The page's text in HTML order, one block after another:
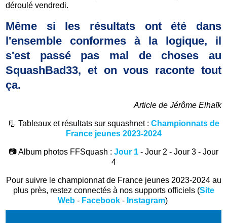
déroulé vendredi.
Même si les résultats ont été dans
l'ensemble conformes à la logique, il
s'est passé pas mal de choses au
SquashBad33, et on vous raconte tout
ça.
Article de Jérôme Elhaïk
📃 Tableaux et résultats sur squashnet : Championnats de
France jeunes 2023-2024
📷 Album photos FFSquash : Jour 1 - Jour 2 - Jour 3 - Jour
4
Pour suivre le championnat de France jeunes 2023-2024 au
plus près, restez connectés à nos supports officiels (Site
Web- Facebook- Instagram)